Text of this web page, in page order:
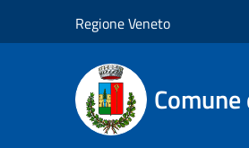
Regione Veneto